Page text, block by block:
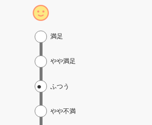
やや不満
ふつう
やや満足
満足